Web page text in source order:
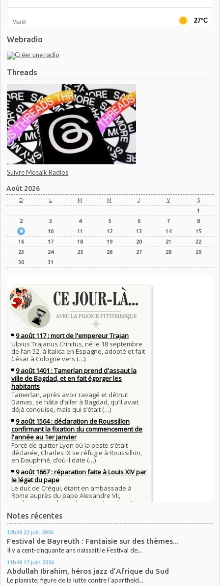
Webradio
Threads
Suivre Mosaik Radios
Août 2026
D L M M J V S
1
2
3 4 5 6 7
8
9
10 11 12 13 14
15
16
17 18 19 20 21
22
23
24 25 26 27 28
29
30
31
Notes récentes
12h39 22 juil. 2026
Festival de Bayreuth : Fantaisie sur des thèmes...
Il y a cent-cinquante ans naissait le Festival de...
11h49 17 juin 2026
Abdullah Ibrahim, héros jazz d’Afrique du Sud
Le pianiste, figure de la lutte contre l’apartheid...